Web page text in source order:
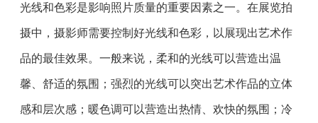
光线和色彩是影响照片质量的重要因素之一。在展览拍
摄中，摄影师需要控制好光线和色彩，以展现出艺术作
品的最佳效果。一般来说，柔和的光线可以营造出温
馨、舒适的氛围；强烈的光线可以突出艺术作品的立体
感和层次感；暖色调可以营造出热情、欢快的氛围；冷